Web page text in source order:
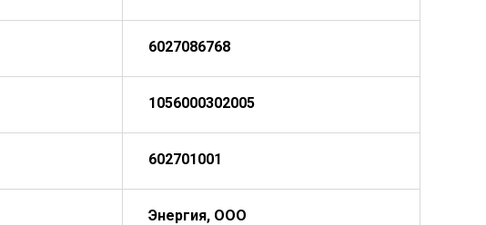
6027086768
1056000302005
602701001
Энергия, ООО